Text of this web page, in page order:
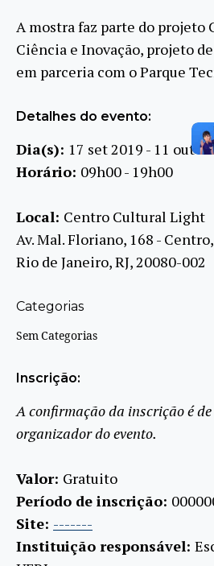
A mostra faz parte do projeto
Ciência e Inovação, projeto
em parceria com o Parque
Detalhes do evento:
Dia(s): 17 set 2019 - 11 out
Horário: 09h00 - 19h00
Local: Centro Cultural Light
Av. Mal. Floriano, 168 -
Rio de Janeiro, RJ, 20080-002
Categorias
Sem Categorias
Inscrição:
A confirmação da inscrição é
organizador do evento.
Valor: Gratuito
Período de inscrição:
Site: -------
Instituição responsável: